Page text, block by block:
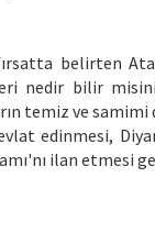
belirten
nedir bilir
temiz ve
edinmesi,
ilan etmesi